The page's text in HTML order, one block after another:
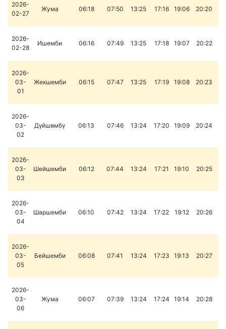
2026-
02-27
Жума 06:18 07:50 13:25 17:16 19:06 20:20
2026-
02-28
Ишемби 06:16 07:49 13:25 17:18 19:07 20:22
2026-
03-
01
Жекшемби 06:15 07:47 13:25 17:19 19:08 20:23
2026-
03-
02
Дүйшөмбү 06:13 07:46 13:24 17:20 19:09 20:24
2026-
03-
03
Шейшемби 06:12 07:44 13:24 17:21 19:10 20:25
2026-
03-
04
Шаршемби 06:10 07:42 13:24 17:22 19:12 20:26
2026-
03-
05
Бейшемби 06:08 07:41 13:24 17:23 19:13 20:27
2026-
03-
06
Жума 06:07 07:39 13:24 17:24 19:14 20:28